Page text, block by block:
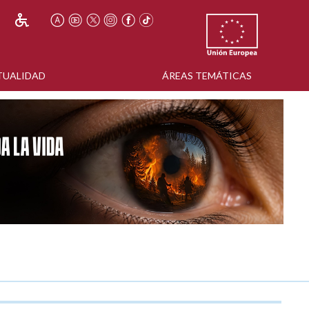
ÁREAS TEMÁTICAS